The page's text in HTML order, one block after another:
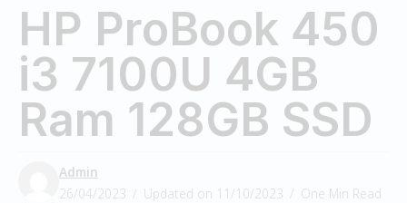
HP ProBook 450
i3 7100U 4GB
Ram 128GB SSD
Admin
26/04/2023
Updated on 11/10/2023
One Min Read